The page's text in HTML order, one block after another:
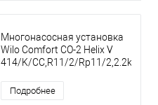
Многонасосная установка
Wilo Comfort CO-2 Helix V
414/K/CC,R11/2/Rp11/2,2.2kW
Подробнее